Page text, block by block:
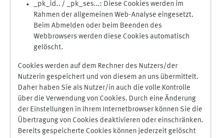
_pk_id.. / _pk_ses...: Diese Cookies werden im
Rahmen der allgemeinen Web-Analyse eingesetzt.
Beim Abmelden oder beim Beenden des
Webbrowsers werden diese Cookies automatisch
gelöscht.
Cookies werden auf dem Rechner des Nutzers/der
Nutzerin gespeichert und von diesem an uns übermittelt.
Daher haben Sie als Nutzer/in auch die volle Kontrolle
über die Verwendung von Cookies. Durch eine Änderung
der Einstellungen in Ihrem Internetbrowser können Sie die
Übertragung von Cookies deaktivieren oder einschränken.
Bereits gespeicherte Cookies können jederzeit gelöscht